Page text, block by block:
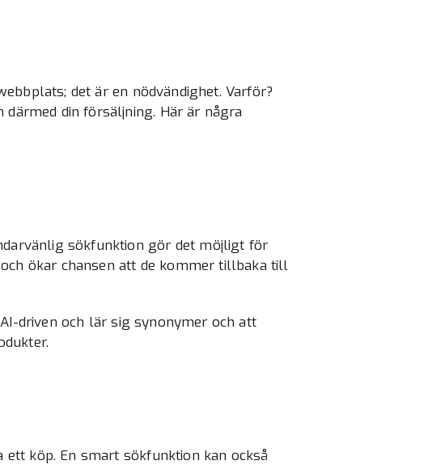
det är en nödvändighet. Varför?
din försäljning. Här är några
sökfunktion gör det möjligt för
ökar chansen att de kommer tillbaka till
driven och lär sig synonymer och att
köp. En smart sökfunktion kan också